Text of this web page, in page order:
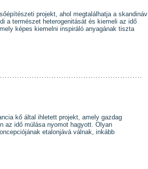
projekt, ahol megtalálhatja a skandináv
a természet heterogenitását és kiemeli az idő
képes kiemelni inspiráló anyagának tiszta
kő által ihletett projekt, amely gazdag
az idő múlása nyomot hagyott. Olyan
etalonjává válnak, inkább